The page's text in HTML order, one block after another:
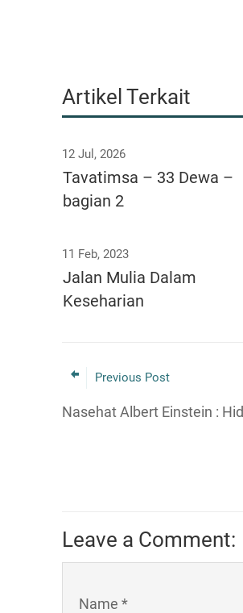
Artikel Terkait
12 Jul, 2026
Tavatimsa – 33 Dewa –
bagian 2
11 Feb, 2023
Jalan Mulia Dalam
Keseharian
Previous Post
Nasehat Albert Einstein :
Leave a Comment:
Name *